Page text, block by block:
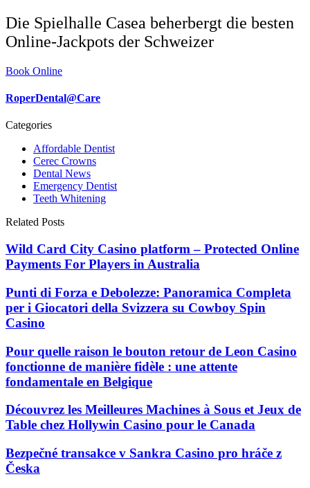
Die Spielhalle Casea beherbergt die besten
Online-Jackpots der Schweizer
Book Online
RoperDental@Care
Categories
Affordable Dentist
Cerec Crowns
Dental News
Emergency Dentist
Teeth Whitening
Related Posts
Wild Card City Casino platform – Protected Online
Payments For Players in Australia
Punti di Forza e Debolezze: Panoramica Completa
per i Giocatori della Svizzera su Cowboy Spin
Casino
Pour quelle raison le bouton retour de Leon Casino
fonctionne de manière fidèle : une attente
fondamentale en Belgique
Découvrez les Meilleures Machines à Sous et Jeux de
Table chez Hollywin Casino pour le Canada
Bezpečné transakce v Sankra Casino pro hráče z
Česka